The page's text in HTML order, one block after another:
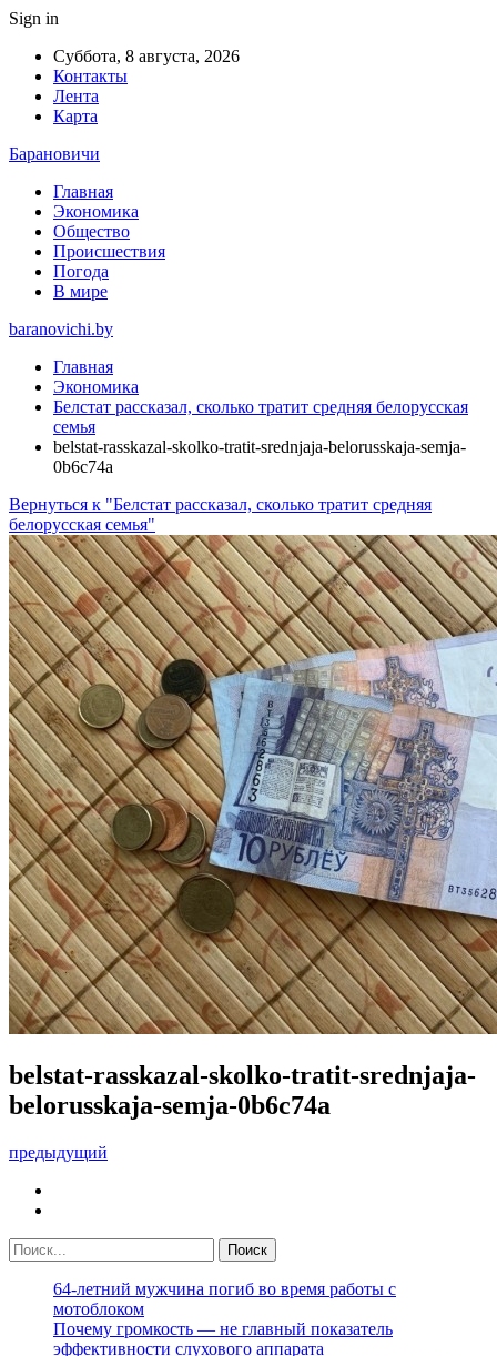
Sign in
Суббота, 8 августа, 2026
Контакты
Лента
Карта
Барановичи
Главная
Экономика
Общество
Происшествия
Погода
В мире
baranovichi.by
Главная
Экономика
Белстат рассказал, сколько тратит средняя белорусская
семья
belstat-rasskazal-skolko-tratit-srednjaja-belorusskaja-semja-
0b6c74a
Вернуться к "Белстат рассказал, сколько тратит средняя
белорусская семья"
belstat-rasskazal-skolko-tratit-srednjaja-
belorusskaja-semja-0b6c74a
предыдущий
64-летний мужчина погиб во время работы с
мотоблоком
Почему громкость — не главный показатель
эффективности слухового аппарата